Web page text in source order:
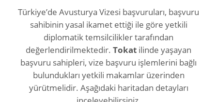
Türkiye’de Avusturya Vizesi başvuruları, başvuru
sahibinin yasal ikamet ettiği ile göre yetkili
diplomatik temsilcilikler tarafından
değerlendirilmektedir. Tokat ilinde yaşayan
başvuru sahipleri, vize başvuru işlemlerini bağlı
bulundukları yetkili makamlar üzerinden
yürütmelidir. Aşağıdaki haritadan detayları